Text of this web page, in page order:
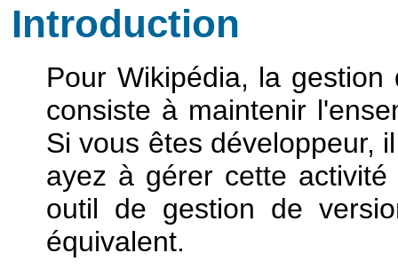
Introduction
Pour Wikipédia, la
consiste à maintenir
Si vous êtes développeur,
ayez à gérer cette
outil de gestion de
équivalent.